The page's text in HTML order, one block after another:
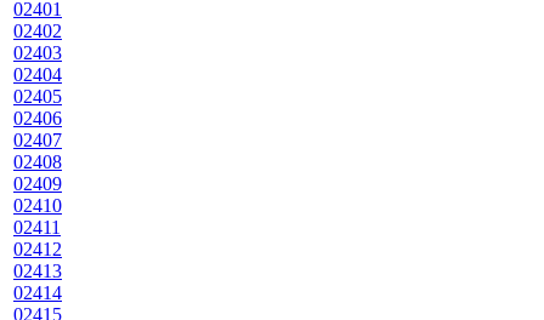
02401
02402
02403
02404
02405
02406
02407
02408
02409
02410
02411
02412
02413
02414
02415